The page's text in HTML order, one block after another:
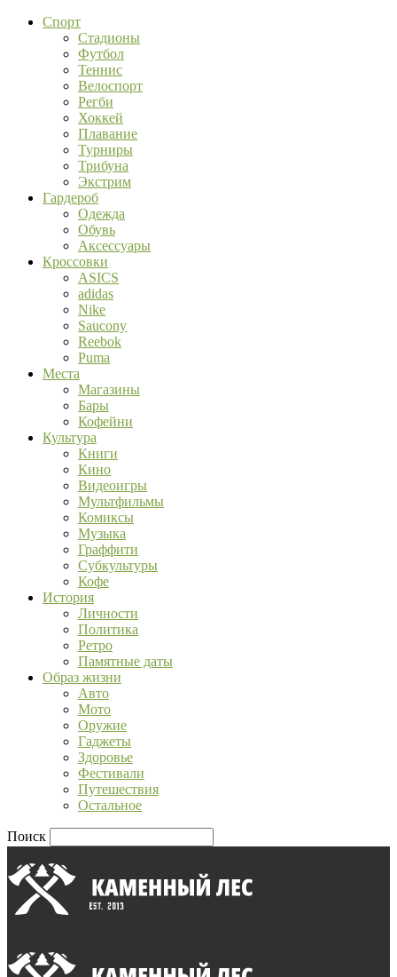
Спорт
Стадионы
Футбол
Теннис
Велоспорт
Регби
Хоккей
Плавание
Турниры
Трибуна
Экстрим
Гардероб
Одежда
Обувь
Аксессуары
Кроссовки
ASICS
adidas
Nike
Saucony
Reebok
Puma
Места
Магазины
Бары
Кофейни
Культура
Книги
Кино
Видеоигры
Мультфильмы
Комиксы
Музыка
Граффити
Субкультуры
Кофе
История
Личности
Политика
Ретро
Памятные даты
Образ жизни
Авто
Мото
Оружие
Гаджеты
Здоровье
Фестивали
Путешествия
Остальное
Поиск